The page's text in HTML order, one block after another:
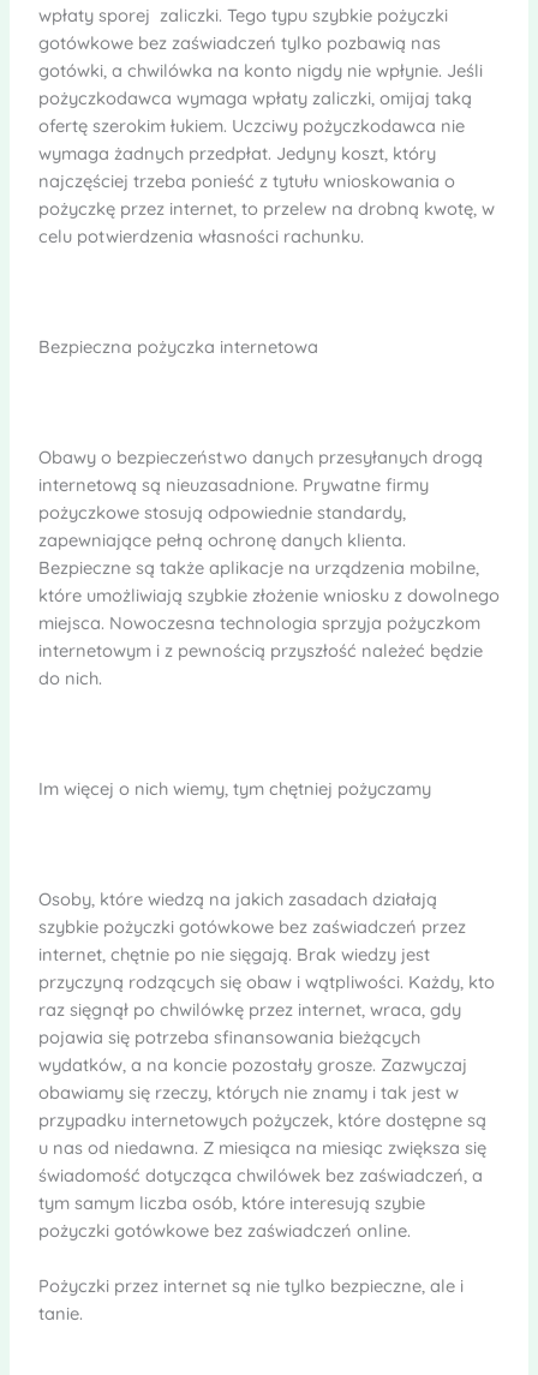
wpłaty sporej zaliczki. Tego typu szybkie pożyczki
gotówkowe bez zaświadczeń tylko pozbawią nas
gotówki, a chwilówka na konto nigdy nie wpłynie. Jeśli
pożyczkodawca wymaga wpłaty zaliczki, omijaj taką
ofertę szerokim łukiem. Uczciwy pożyczkodawca nie
wymaga żadnych przedpłat. Jedyny koszt, który
najczęściej trzeba ponieść z tytułu wnioskowania o
pożyczkę przez internet, to przelew na drobną kwotę, w
celu potwierdzenia własności rachunku.
Bezpieczna pożyczka internetowa
Obawy o bezpieczeństwo danych przesyłanych drogą
internetową są nieuzasadnione. Prywatne firmy
pożyczkowe stosują odpowiednie standardy,
zapewniające pełną ochronę danych klienta.
Bezpieczne są także aplikacje na urządzenia mobilne,
które umożliwiają szybkie złożenie wniosku z dowolnego
miejsca. Nowoczesna technologia sprzyja pożyczkom
internetowym i z pewnością przyszłość należeć będzie
do nich.
Im więcej o nich wiemy, tym chętniej pożyczamy
Osoby, które wiedzą na jakich zasadach działają
szybkie pożyczki gotówkowe bez zaświadczeń przez
internet, chętnie po nie sięgają. Brak wiedzy jest
przyczyną rodzących się obaw i wątpliwości. Każdy, kto
raz sięgnął po chwilówkę przez internet, wraca, gdy
pojawia się potrzeba sfinansowania bieżących
wydatków, a na koncie pozostały grosze. Zazwyczaj
obawiamy się rzeczy, których nie znamy i tak jest w
przypadku internetowych pożyczek, które dostępne są
u nas od niedawna. Z miesiąca na miesiąc zwiększa się
świadomość dotycząca chwilówek bez zaświadczeń, a
tym samym liczba osób, które interesują szybie
pożyczki gotówkowe bez zaświadczeń online.
Pożyczki przez internet są nie tylko bezpieczne, ale i
tanie.